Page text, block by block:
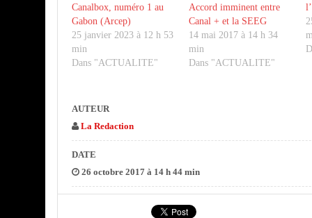
Canalbox, numéro 1 au
Gabon (Arcep)
25 janvier 2023 à 12 h 53
min
Dans "ACTUALITE"
Accord imminent entre
Canal + et la SEEG
14 mai 2017 à 14 h 34
min
Dans "ACTUALITE"
AUTEUR
La Redaction
DATE
26 octobre 2017 à 14 h 44 min